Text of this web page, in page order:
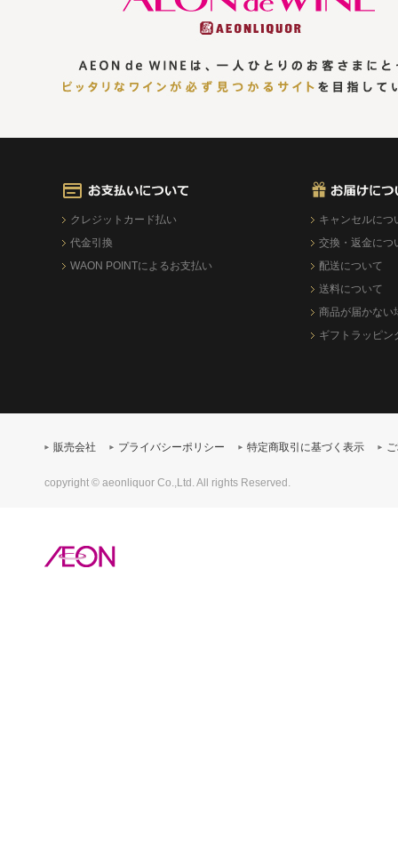
クレジットカード払い
代金引換
WAON POINTによるお支払い
キャンセルにつ
交換・返金につ
配送について
送料について
商品が届かない
ギフトラッピン
販売会社 プライバシーポリシー 特定商取引に基づく表示
copyright © aeonliquor Co.,Ltd. All rights Reserved.